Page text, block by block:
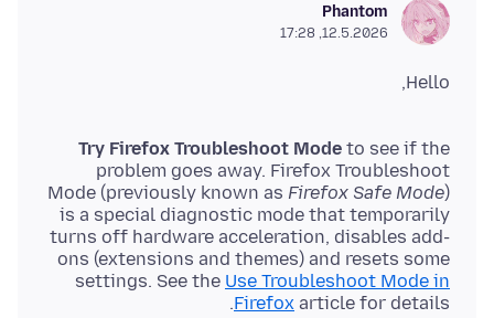
Phantom
12.5.2026, 17:28
Hello,
Try Firefox Troubleshoot Mode to see if the
problem goes away. Firefox Troubleshoot
Mode (previously known as Firefox Safe Mode)
is a special diagnostic mode that temporarily
turns off hardware acceleration, disables add-
ons (extensions and themes) and resets some
settings. See the Use Troubleshoot Mode in
Firefox article for details.